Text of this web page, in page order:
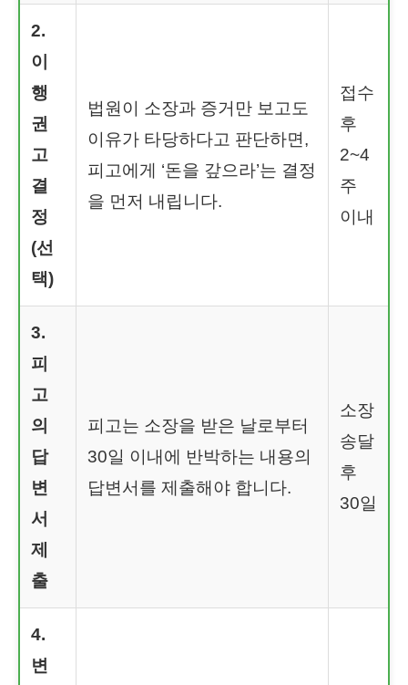
2.
이
행
권
고
결
정
(선
택)
법원이 소장과 증거만 보고도
이유가 타당하다고 판단하면,
피고에게 ‘돈을 갚으라’는 결정
을 먼저 내립니다.
접수
후
2~4
주
이내
3.
피
고
의
답
변
서
제
출
피고는 소장을 받은 날로부터
30일 이내에 반박하는 내용의
답변서를 제출해야 합니다.
소장
송달
후
30일
4.
변